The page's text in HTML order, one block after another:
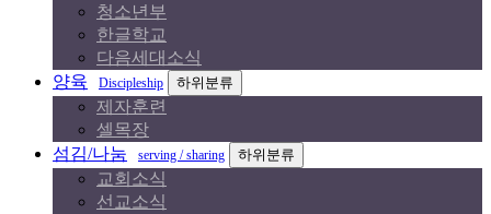
청소년부
한글학교
다음세대소식
양육
Discipleship 하위분류
제자훈련
셀목장
섬김/나눔
serving / sharing 하위분류
교회소식
선교소식